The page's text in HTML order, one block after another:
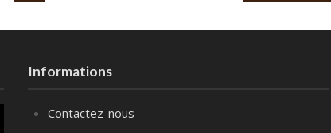
Informations
Contactez-nous